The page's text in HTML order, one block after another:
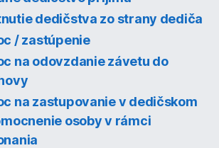
dedičstva zo strany dediča
/ zastúpenie
na odovzdanie závetu do
na zastupovanie v dedičskom
osoby v rámci